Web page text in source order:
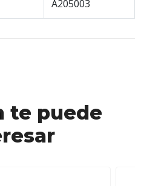
A205003
te puede